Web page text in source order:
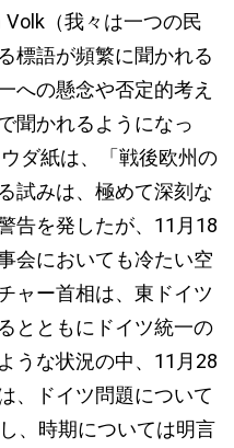
（我々は一つの民
標語が頻繁に聞かれる
への懸念や否定的考え
聞かれるようになっ
ダ紙は、「戦後欧州の
試みは、極めて深刻な
告を発したが、11月18
会においても冷たい空
ャー首相は、東ドイツ
とともにドイツ統一の
うな状況の中、11月28
、ドイツ問題について
、時期については明言